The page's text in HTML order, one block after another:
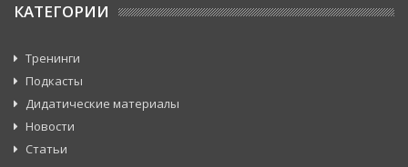
КАТЕГОРИИ
Тренинги
Подкасты
Дидатические материалы
Новости
Статьи